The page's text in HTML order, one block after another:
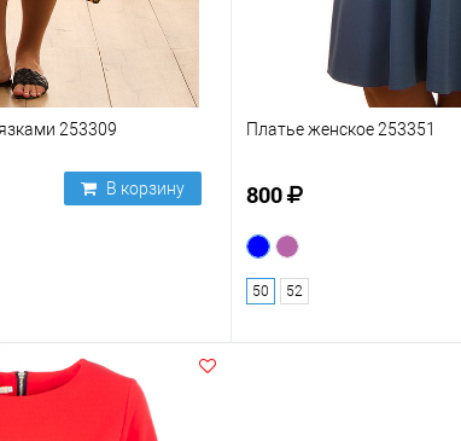
253309
В корзину
Платье женское 253351
800
50 52